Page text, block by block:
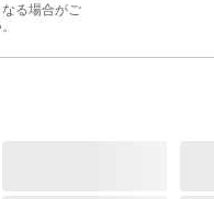
る場合がご